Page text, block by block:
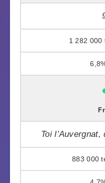
1 282 000
Toi
883 000